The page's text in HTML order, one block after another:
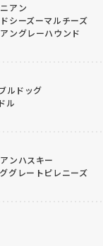
アン
シーズーマルチーズ
ングレーハウンド
ルドッグ
ル
ンハスキー
グレートピレニーズ